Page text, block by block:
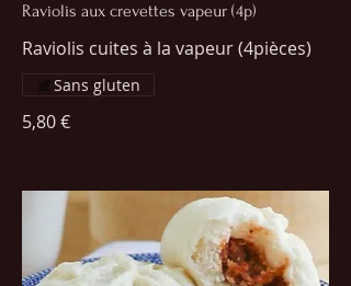
Raviolis aux crevettes vapeur (4p)
Raviolis cuites à la vapeur (4pièces)
5,80 €
Sans gluten